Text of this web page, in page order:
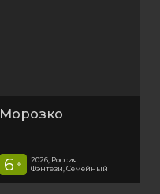
Морозко
6 +
2026, Россия
Фэнтези, Семейный